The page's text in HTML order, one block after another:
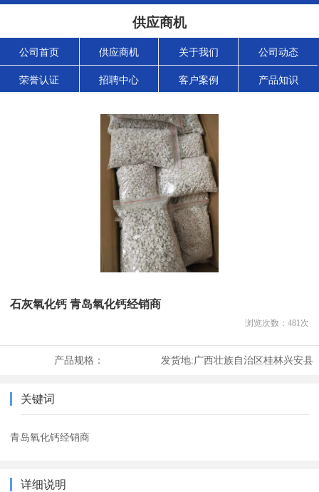
供应商机
公司首页 供应商机 关于我们 公司动态
荣誉认证 招聘中心 客户案例 产品知识
石灰氧化钙 青岛氧化钙经销商
浏览次数： 481次
产品规格： 发货地:广西壮族自治区桂林兴安县
关键词
青岛氧化钙经销商
详细说明